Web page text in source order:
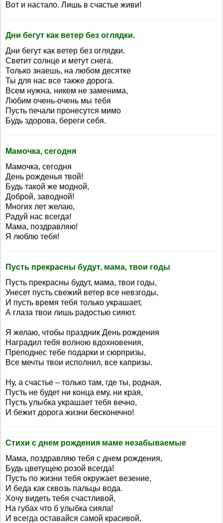
Вот и настало. Лишь в счастье живи!
Дни бегут как ветер без оглядки.
Дни бегут как ветер без оглядки.
Светит солнце и метут снега.
Только знаешь, на любом десятке
Ты для нас все также дорога.
Всем нужна, никем не заменима,
Любим очень-очень мы тебя
Пусть печали пронесутся мимо
Будь здорова, береги себя.
Мамочка, сегодня
Мамочка, сегодня
День рожденья твой!
Будь такой же модной,
Доброй, заводной!
Многих лет желаю,
Радуй нас всегда!
Мама, поздравляю!
Я люблю тебя!
Пусть прекрасны будут, мама, твои годы
Пусть прекрасны будут, мама, твои годы,
Унесет пусть свежий ветер все невзгоды,
И пусть время тебя только украшает,
А глаза твои лишь радостью сияют.
Я желаю, чтобы праздник День рождения
Наградил тебя волною вдохновения,
Преподнес тебе подарки и сюрпризы,
Все мечты твои исполнил, все капризы.
Ну, а счастье – только там, где ты, родная,
Пусть не будет ни конца ему, ни края,
Пусть улыбка украшает тебя вечно,
И бежит дорога жизни бесконечно!
Стихи с днем рождения маме незабываемые
Мама, поздравляю тебя с днем рождения,
Будь цветущею розой всегда!
Пусть по жизни тебя окружает везение,
И беда как сквозь пальцы вода.
Хочу видеть тебя счастливой,
На губах что б улыбка сияла!
И всегда оставайся самой красивой,